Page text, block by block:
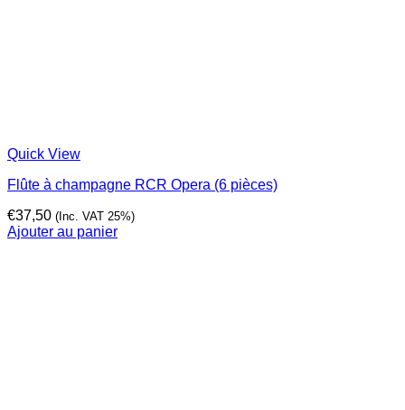
Quick View
Flûte à champagne RCR Opera (6 pièces)
€37,50 (Inc. VAT 25%)
Ajouter au panier